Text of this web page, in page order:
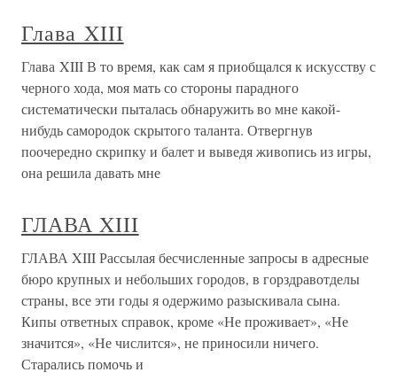
Глава XIII
Глава XIII В то время, как сам я приобщался к искусству с
черного хода, моя мать со стороны парадного
систематически пыталась обнаружить во мне какой-
нибудь самородок скрытого таланта. Отвергнув
поочередно скрипку и балет и выведя живопись из игры,
она решила давать мне
ГЛАВА XIII
ГЛАВА XIII Рассылая бесчисленные запросы в адресные
бюро крупных и небольших городов, в горздравотделы
страны, все эти годы я одержимо разыскивала сына.
Кипы ответных справок, кроме «Не проживает», «Не
значится», «Не числится», не приносили ничего.
Старались помочь и